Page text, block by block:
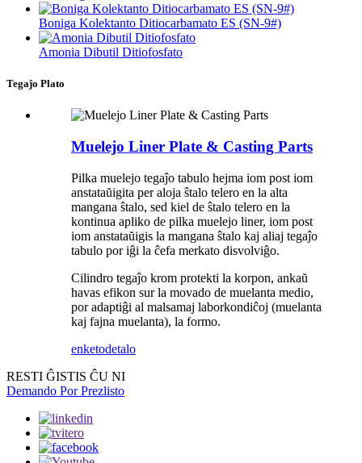
Boniga Kolektanto Ditiocarbamato ES (SN-9#)
Amonia Dibutil Ditiofosfato
Tegaĵo Plato
Muelejo Liner Plate & Casting Parts
Pilka muelejo tegaĵo tabulo hejma iom post iom
anstataŭigita per aloja ŝtalo telero en la alta
mangana ŝtalo, sed kiel de ŝtalo telero en la
kontinua apliko de pilka muelejo liner, iom post
iom anstataŭigis la mangana ŝtalo kaj aliaj tegaĵo
tabulo por iĝi la ĉefa merkato disvolviĝo.
Cilindro tegaĵo krom protekti la korpon, ankaŭ
havas efikon sur la movado de muelanta medio,
por adaptiĝi al malsamaj laborkondiĉoj (muelanta
kaj fajna muelanta), la formo.
enketodetalo
RESTI ĜISTIS ĈU NI
Demando Por Prezlisto